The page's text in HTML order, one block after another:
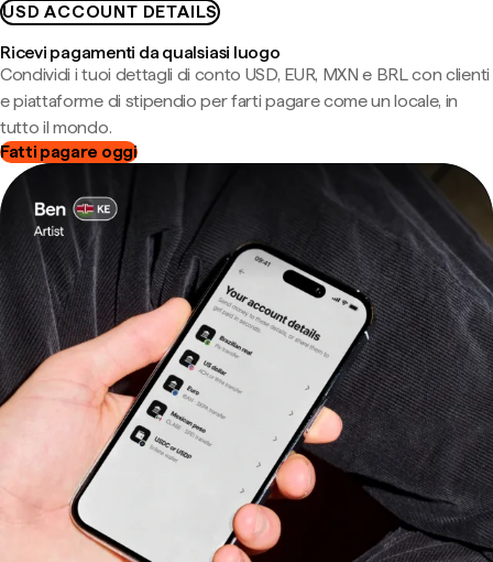
USD ACCOUNT DETAILS
Ricevi pagamenti da qualsiasi luogo
Condividi i tuoi dettagli di conto USD, EUR, MXN e BRL con clienti
e piattaforme di stipendio per farti pagare come un locale, in
tutto il mondo.
Fatti pagare oggi